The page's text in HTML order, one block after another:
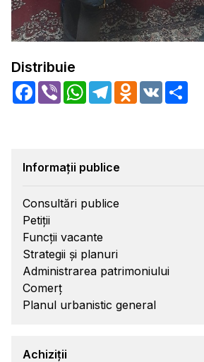
Distribuie
Facebook
Viber WhatsApp
TelegramOdnoklassniki
VK
Informații publice
Consultări publice
Petiții
Funcții vacante
Strategii și planuri
Administrarea patrimoniului
Comerț
Planul urbanistic general
Achiziții